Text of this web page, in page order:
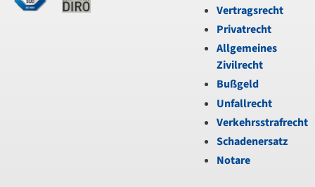
Vertragsrecht
Privatrecht
Allgemeines
Zivilrecht
Bußgeld
Unfallrecht
Verkehrsstrafrecht
Schadenersatz
Notare